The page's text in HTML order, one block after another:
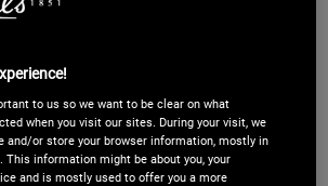
C s’adresse à toutes les
ridules, perte de fermeté).
dans une routine de soins
ou pour booster l’éclat.
to us so we want to be clear on what
when you visit our sites. During your visit, we
and/or store your browser information, mostly in
information might be about you, your
and is mostly used to offer you a more